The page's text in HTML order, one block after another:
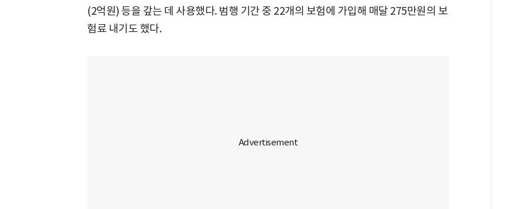
(2억원) 등을 갚는 데 사용했다. 범행 기간 중 22개의 보험에 가입해 매달 275만원의 보
험료 내기도 했다.